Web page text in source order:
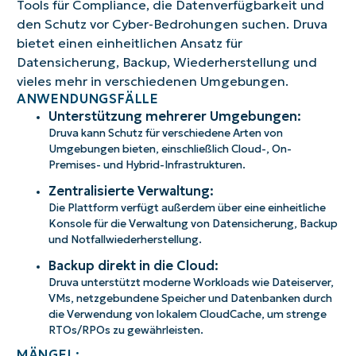
Tools für Compliance, die Datenverfügbarkeit und
den Schutz vor Cyber-Bedrohungen suchen. Druva
bietet einen einheitlichen Ansatz für
Datensicherung, Backup, Wiederherstellung und
vieles mehr in verschiedenen Umgebungen.
ANWENDUNGSFÄLLE
Unterstützung mehrerer Umgebungen:
Druva kann Schutz für verschiedene Arten von
Umgebungen bieten, einschließlich Cloud-, On-
Premises- und Hybrid-Infrastrukturen.
Zentralisierte Verwaltung:
Die Plattform verfügt außerdem über eine einheitliche
Konsole für die Verwaltung von Datensicherung, Backup
und Notfallwiederherstellung.
Backup direkt in die Cloud:
Druva unterstützt moderne Workloads wie Dateiserver,
VMs, netzgebundene Speicher und Datenbanken durch
die Verwendung von lokalem CloudCache, um strenge
RTOs/RPOs zu gewährleisten.